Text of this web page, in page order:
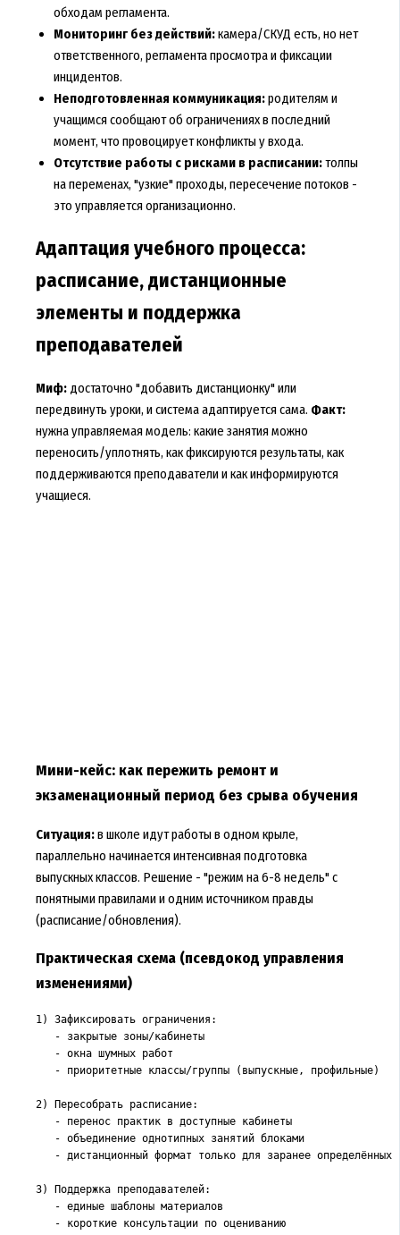
обходам регламента.
Мониторинг без действий:камера/СКУД есть, но нет
ответственного, регламента просмотра и фиксации
инцидентов.
Неподготовленная коммуникация:родителям и
учащимся сообщают об ограничениях в последний
момент, что провоцирует конфликты у входа.
Отсутствие работы с рисками в расписании:толпы
на переменах, "узкие" проходы, пересечение потоков -
это управляется организационно.
Адаптация учебного процесса:
расписание, дистанционные
элементы и поддержка
преподавателей
Миф:достаточно "добавить дистанционку" или
передвинуть уроки, и система адаптируется сама. Факт:
нужна управляемая модель: какие занятия можно
переносить/уплотнять, как фиксируются результаты, как
поддерживаются преподаватели и как информируются
учащиеся.
Мини-кейс: как пережить ремонт и
экзаменационный период без срыва обучения
Ситуация:в школе идут работы в одном крыле,
параллельно начинается интенсивная подготовка
выпускных классов. Решение - "режим на 6-8 недель" с
понятными правилами и одним источником правды
(расписание/обновления).
Практическая схема (псевдокод управления
изменениями)
1) Зафиксировать ограничения:
   - закрытые зоны/кабинеты
   - окна шумных работ
   - приоритетные классы/группы (выпускные, профильные)
2) Пересобрать расписание:
   - перенос практик в доступные кабинеты
   - объединение однотипных занятий блоками
- дистанционный формат только для заранее определённых
3) Поддержка преподавателей:
   - единые шаблоны материалов
   - короткие консультации по оцениванию